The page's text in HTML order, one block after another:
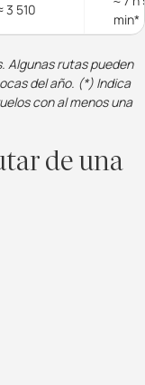
3 510
min*
Algunas rutas pueden
del año. (*) Indica
con al menos una
de una